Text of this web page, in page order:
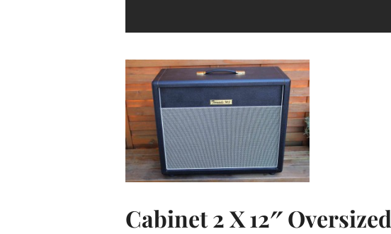
Cabinet 2 X 12″ Oversized